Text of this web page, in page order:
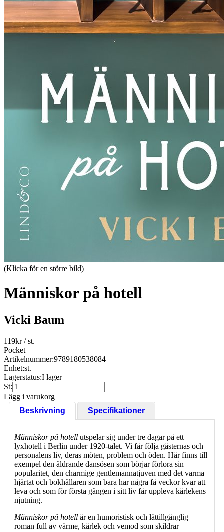
(Klicka för en större bild)
Människor på hotell
Vicki Baum
119kr/ st.
Pocket
Artikelnummer:9789180538084
Enhet:st.
Lagerstatus:I lager
St:
Lägg i varukorg
Beskrivning
Specifikationer
Människor på hotell utspelar sig under tre dagar på ett
lyxhotell i Berlin under 1920-talet. Vi får följa gästernas och
personalens liv, deras möten, problem och öden. Här finns till
exempel den åldrande dansösen som börjar förlora sin
popularitet, den charmige gentlemannatjuven med det varma
hjärtat och bokhållaren som bara har några få veckor kvar att
leva och som för första gången i sitt liv får uppleva kärlekens
njutning.
Människor på hotell är en humoristisk och lättillgänglig
roman full av värme, kärlek och vemod som skildrar